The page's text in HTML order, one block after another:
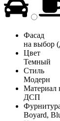
Фасад
на
Цвет
Темный
Стиль
Модерн
Материал
ДСП
Boyard,